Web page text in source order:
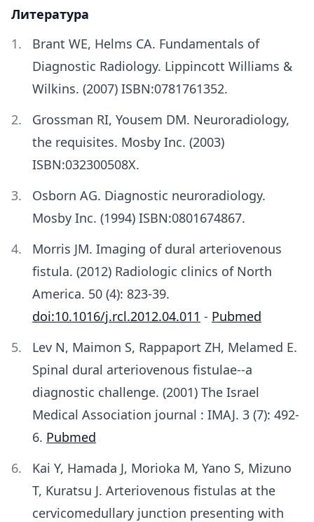
Литература
Brant WE, Helms CA. Fundamentals of
Diagnostic Radiology. Lippincott Williams &
Wilkins. (2007) ISBN:0781761352.
Grossman RI, Yousem DM. Neuroradiology,
the requisites. Mosby Inc. (2003)
ISBN:032300508X.
Osborn AG. Diagnostic neuroradiology.
Mosby Inc. (1994) ISBN:0801674867.
Morris JM. Imaging of dural arteriovenous
fistula. (2012) Radiologic clinics of North
America. 50 (4): 823-39.
doi:10.1016/j.rcl.2012.04.011 - Pubmed
Lev N, Maimon S, Rappaport ZH, Melamed E.
Spinal dural arteriovenous fistulae--a
diagnostic challenge. (2001) The Israel
Medical Association journal : IMAJ. 3 (7): 492-
6. Pubmed
Kai Y, Hamada J, Morioka M, Yano S, Mizuno
T, Kuratsu J. Arteriovenous fistulas at the
cervicomedullary junction presenting with